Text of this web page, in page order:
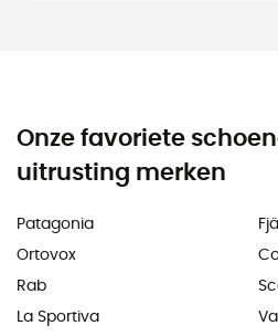
Onze favoriete
uitrusting merken
Patagonia
Ortovox
Rab
La Sportiva